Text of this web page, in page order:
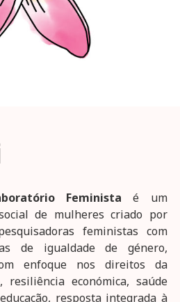
Feminista é um
de mulheres criado por
feministas com
de igualdade de género,
enfoque nos direitos da
económica, saúde
resposta integrada à